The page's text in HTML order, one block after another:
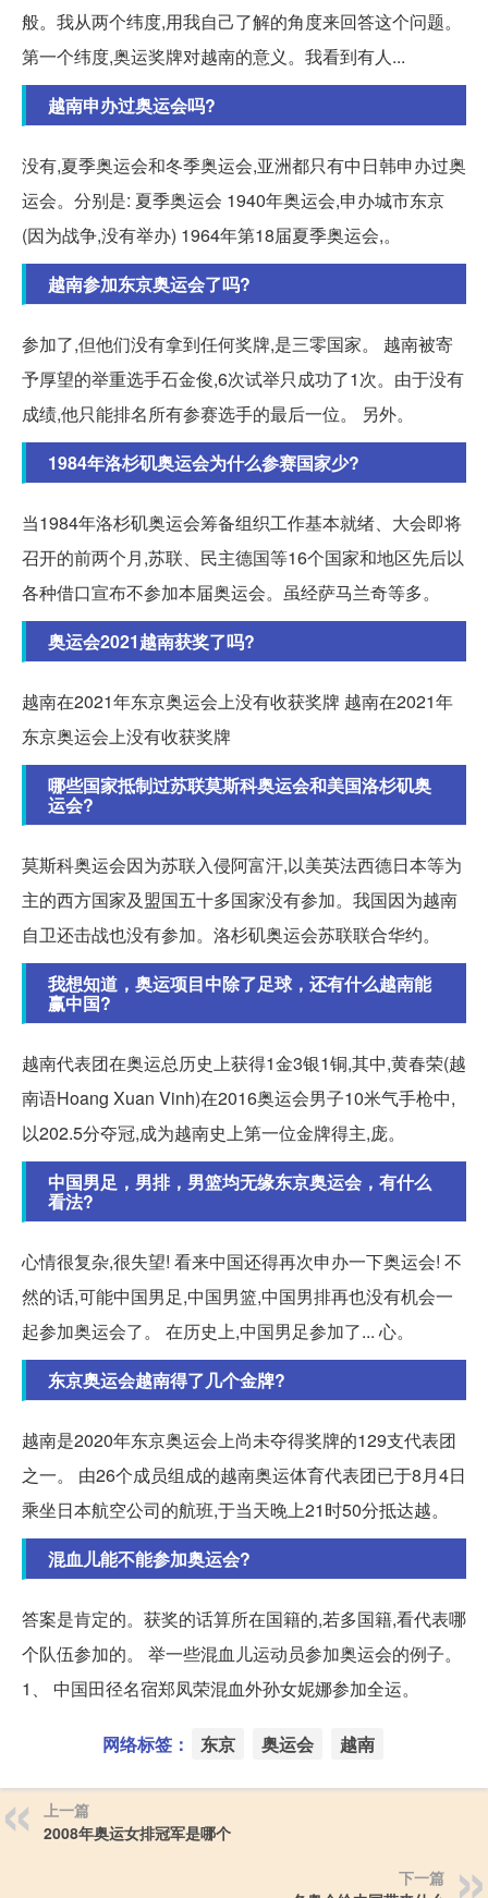
般。我从两个纬度,用我自己了解的角度来回答这个问题。
第一个纬度,奥运奖牌对越南的意义。我看到有人...
越南申办过奥运会吗?
没有,夏季奥运会和冬季奥运会,亚洲都只有中日韩申办过奥
运会。分别是: 夏季奥运会 1940年奥运会,申办城市东京
(因为战争,没有举办) 1964年第18届夏季奥运会,。
越南参加东京奥运会了吗?
参加了,但他们没有拿到任何奖牌,是三零国家。 越南被寄
予厚望的举重选手石金俊,6次试举只成功了1次。由于没有
成绩,他只能排名所有参赛选手的最后一位。 另外。
1984年洛杉矶奥运会为什么参赛国家少?
当1984年洛杉矶奥运会筹备组织工作基本就绪、大会即将
召开的前两个月,苏联、民主德国等16个国家和地区先后以
各种借口宣布不参加本届奥运会。虽经萨马兰奇等多。
奥运会2021越南获奖了吗?
越南在2021年东京奥运会上没有收获奖牌 越南在2021年
东京奥运会上没有收获奖牌
哪些国家抵制过苏联莫斯科奥运会和美国洛杉矶奥
运会?
莫斯科奥运会因为苏联入侵阿富汗,以美英法西德日本等为
主的西方国家及盟国五十多国家没有参加。我国因为越南
自卫还击战也没有参加。洛杉矶奥运会苏联联合华约。
我想知道，奥运项目中除了足球，还有什么越南能
赢中国?
越南代表团在奥运总历史上获得1金3银1铜,其中,黄春荣(越
南语Hoang Xuan Vinh)在2016奥运会男子10米气手枪中,
以202.5分夺冠,成为越南史上第一位金牌得主,庞。
中国男足，男排，男篮均无缘东京奥运会，有什么
看法?
心情很复杂,很失望! 看来中国还得再次申办一下奥运会! 不
然的话,可能中国男足,中国男篮,中国男排再也没有机会一
起参加奥运会了。 在历史上,中国男足参加了... 心。
东京奥运会越南得了几个金牌?
越南是2020年东京奥运会上尚未夺得奖牌的129支代表团
之一。 由26个成员组成的越南奥运体育代表团已于8月4日
乘坐日本航空公司的航班,于当天晚上21时50分抵达越。
混血儿能不能参加奥运会?
答案是肯定的。获奖的话算所在国籍的,若多国籍,看代表哪
个队伍参加的。 举一些混血儿运动员参加奥运会的例子。
1、 中国田径名宿郑凤荣混血外孙女妮娜参加全运。
网络标签： 东京 奥运会 越南
上一篇
2008年奥运女排冠军是哪个
下一篇